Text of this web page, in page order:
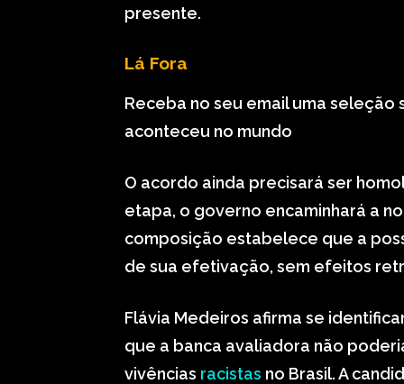
presente.
Lá Fora
Receba no seu email uma
aconteceu no mundo
O acordo ainda precisará ser
etapa, o governo encaminhará a
composição estabelece que a
de sua efetivação, sem efeitos
Flávia Medeiros afirma se
que a banca avaliadora não
vivências racistas no Brasil. A